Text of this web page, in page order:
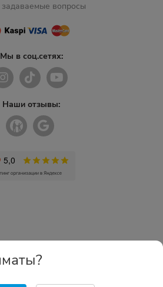
задаваемые вопросы
Мы в соц.сетях:
Наши отзывы: